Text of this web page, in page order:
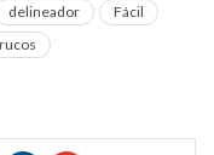
delineador
Fácil